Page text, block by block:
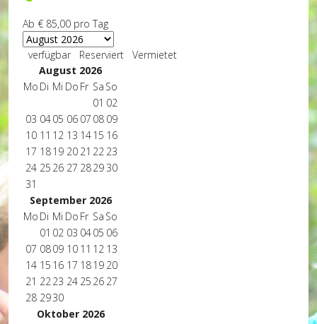
Ab € 85,00 pro Tag
verfügbar Reserviert
Vermietet
August 2026
Mo Di Mi Do Fr Sa So
01 02
03 0405 06 07 08 09
10 11 12 13 1415 16
17 1819 20 21 22 23
24 25 26 27 2829 30
31
September 2026
Mo Di Mi Do Fr Sa So
01 02 03 0405 06
07 0809 10 11 12 13
14 15 16 17 1819 20
21 2223 24 25 26 27
28 2930
Oktober 2026